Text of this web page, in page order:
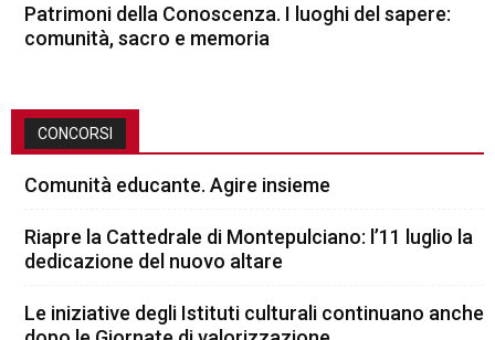
Patrimoni della Conoscenza. I luoghi del sapere:
comunità, sacro e memoria
CONCORSI
Comunità educante. Agire insieme
Riapre la Cattedrale di Montepulciano: l’11 luglio la
dedicazione del nuovo altare
Le iniziative degli Istituti culturali continuano anche